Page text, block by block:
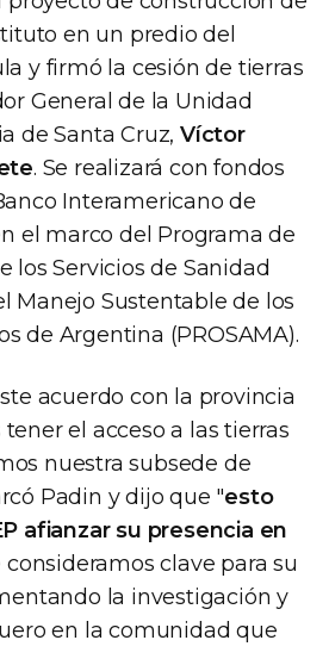
en un predio del
y firmó la cesión de tierras
General de la Unidad
de Santa Cruz, Víctor
. Se realizará con fondos
Interamericano de
el marco del Programa de
los Servicios de Sanidad
Manejo Sustentable de los
de Argentina (PROSAMA).
acuerdo con la provincia
el acceso a las tierras
nuestra subsede de
Padin y dijo que "esto
afianzar su presencia en
consideramos clave para su
la investigación y
en la comunidad que